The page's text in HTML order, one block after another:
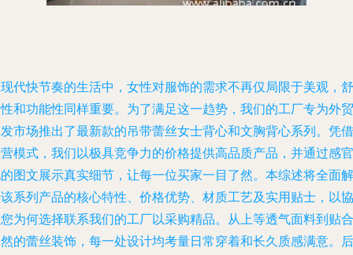
代快节奏的生活中，女性对服饰的需求不再仅局限于美观，舒
和功能性同样重要。为了满足这一趋势，我们的工厂专为外贸
市场推出了最新款的吊带蕾丝女士背心和文胸背心系列。凭借
模式，我们以极具竞争力的价格提供高品质产品，并通过感官
图文展示真实细节，让每一位买家一目了然。本综述将全面解
系列产品的核心特性、价格优势、材质工艺及实用贴士，以協
为何选择联系我们的工厂以采购精品。从上等透气面料到贴合
的蕾丝装饰，每一处设计均考量日常穿着和长久质感满意。后